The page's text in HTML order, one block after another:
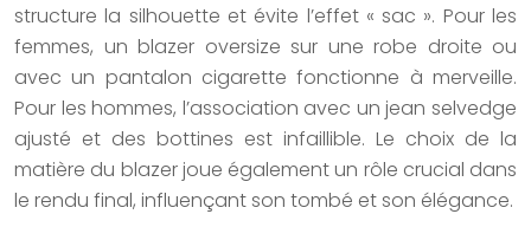
structure la silhouette et évite l’effet « sac ». Pour les
femmes, un blazer oversize sur une robe droite ou
avec un pantalon cigarette fonctionne à merveille.
Pour les hommes, l’association avec un jean selvedge
ajusté et des bottines est infaillible. Le choix de la
matière du blazer joue également un rôle crucial dans
le rendu final, influençant son tombé et son élégance.